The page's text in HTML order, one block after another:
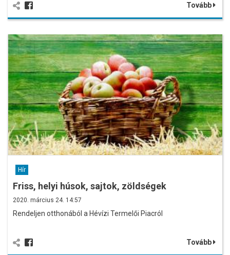
Tovább
Hír
Friss, helyi húsok, sajtok, zöldségek
2020. március 24. 14:57
Rendeljen otthonából a Hévízi Termelői Piacról
Tovább